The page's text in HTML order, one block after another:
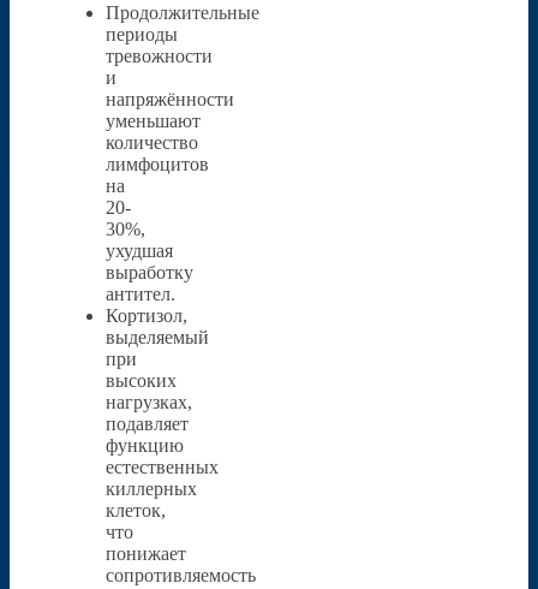
Продолжительные
периоды
тревожности
и
напряжённости
уменьшают
количество
лимфоцитов
на
20-
30%,
ухудшая
выработку
антител.
Кортизол,
выделяемый
при
высоких
нагрузках,
подавляет
функцию
естественных
киллерных
клеток,
что
понижает
сопротивляемость